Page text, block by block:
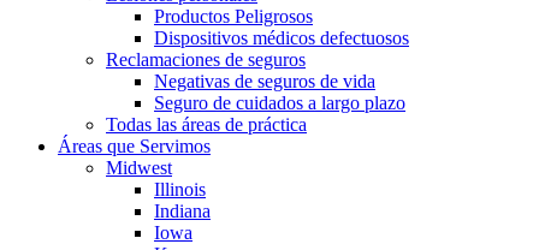
Productos Peligrosos
Dispositivos médicos defectuosos
Reclamaciones de seguros
Negativas de seguros de vida
Seguro de cuidados a largo plazo
Todas las áreas de práctica
Áreas que Servimos
Midwest
Illinois
Indiana
Iowa